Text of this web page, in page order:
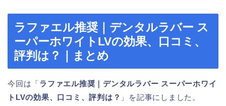
ラファエル推奨｜デンタルラバー ス
ーパーホワイトLVの効果、口コミ、
評判は？｜まとめ
今回は「ラファエル推奨｜デンタルラバー スーパーホワイ
トLVの効果、口コミ、評判は？ 」を記事にしました。